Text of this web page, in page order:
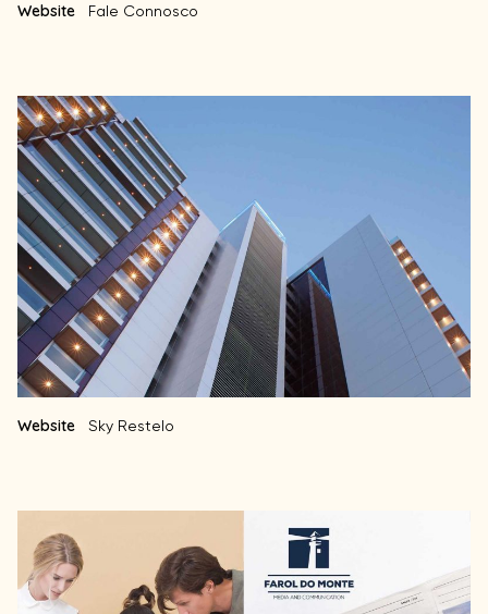
Website Fale Connosco
Website Sky Restelo